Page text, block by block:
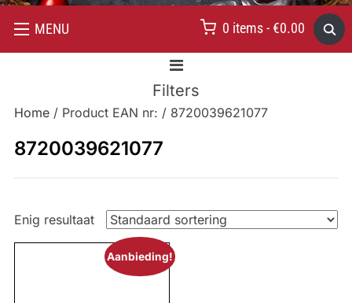
MENU 0 items - €0.00
Filters
Home/ Product EAN nr: / 8720039621077
8720039621077
Enig resultaat
Aanbieding!